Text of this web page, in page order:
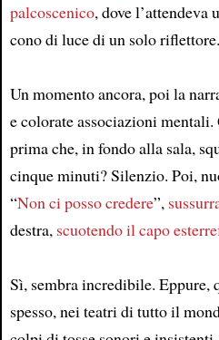
Article
palcoscenico, dove
cono di luce di un solo riflettore.
Un momento ancora, poi la
e colorate associazioni mentali.
prima che, in fondo alla sala,
cinque minuti? Silenzio. Poi,
“Non ci posso credere”,
destra, scuotendo il capo
Sì, sembra incredibile. Eppure,
spesso, nei teatri di tutto il